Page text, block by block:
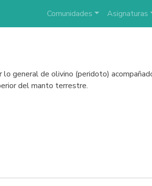
Comunidades Asignaturas
general de olivino (peridoto)
del manto terrestre.